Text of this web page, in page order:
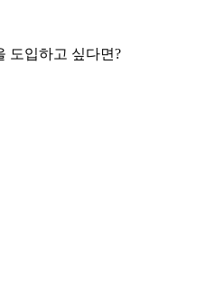
도입하고 싶다면?